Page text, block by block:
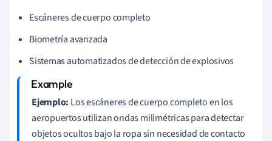
Escáneres de cuerpo completo
Biometría avanzada
Sistemas automatizados de detección de explosivos
Ejemplo: Los escáneres de cuerpo completo en los
aeropuertos utilizan ondas milimétricas para detectar
objetos ocultos bajo la ropa sin necesidad de contacto